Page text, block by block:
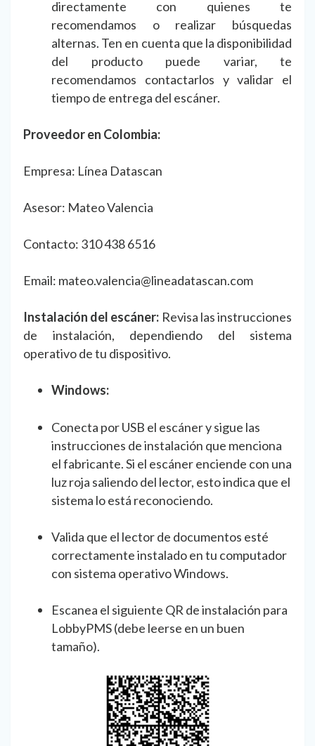
directamente con quienes te
recomendamos o realizar búsquedas
alternas. Ten en cuenta que la disponibilidad
del producto puede variar, te
recomendamos contactarlos y validar el
tiempo de entrega del escáner.
Proveedor en Colombia:
Empresa: Línea Datascan
Asesor: Mateo Valencia
Contacto: 310 438 6516
Email: mateo.valencia@lineadatascan.com
Instalación del escáner: Revisa las instrucciones
de instalación, dependiendo del sistema
operativo de tu dispositivo.
Windows:
Conecta por USB el escáner y sigue las
instrucciones de instalación que menciona
el fabricante. Si el escáner enciende con una
luz roja saliendo del lector, esto indica que el
sistema lo está reconociendo.
Valida que el lector de documentos esté
correctamente instalado en tu computador
con sistema operativo Windows.
Escanea el siguiente QR de instalación para
LobbyPMS (debe leerse en un buen
tamaño).